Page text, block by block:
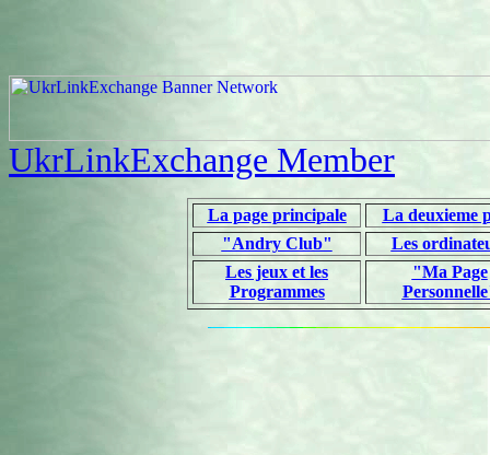
UkrLinkExchange Member
La page principale
La deuxieme
"Andry Club"
Les
Les jeux et les
Programmes
"Ma Page